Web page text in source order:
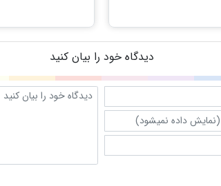
دیدگاه خود را بیان کنید